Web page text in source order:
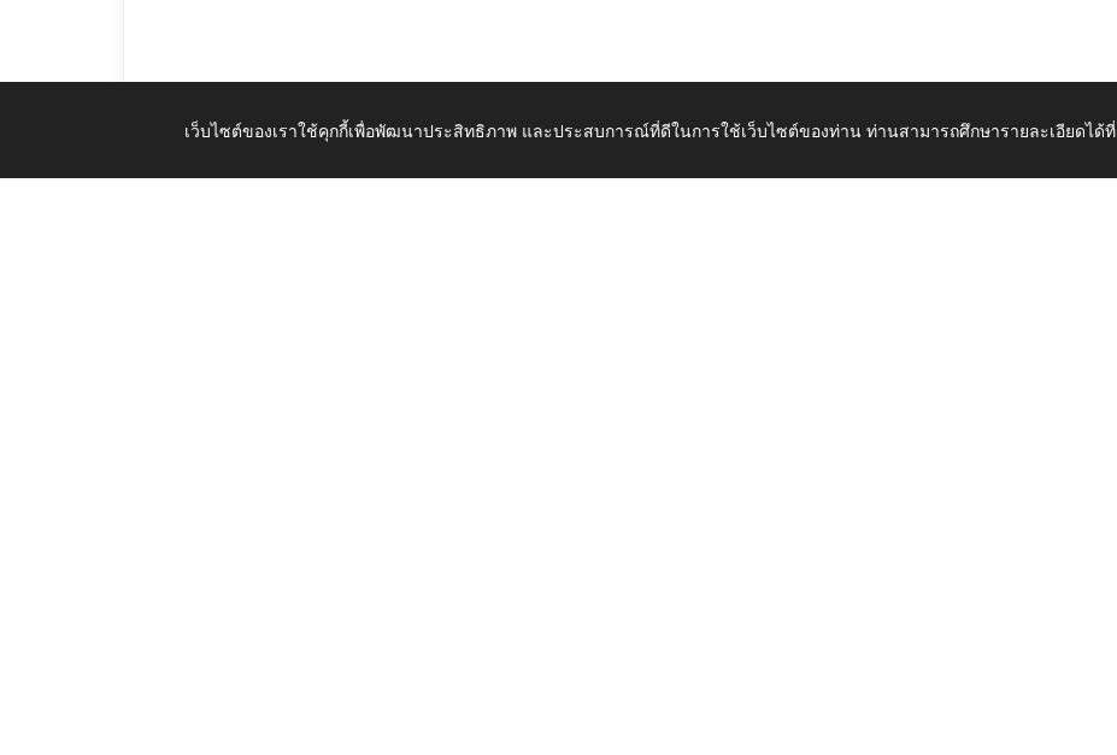
เว็บไซต์ของเราใช้คุกกี้เพื่อพัฒนาประสิทธิภาพ และประสบการณ์ที่ดีในการใช้เว็บไซต์ของท่าน ท่านสามารถศึกษารายละเอียดได้ที่